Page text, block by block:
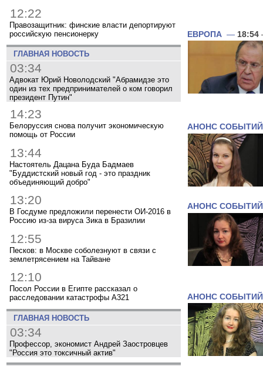
12:22
Правозащитник: финские власти депортируют
российскую пенсионерку
ГЛАВНАЯ НОВОСТЬ
03:34
Адвокат Юрий Новолодский "Абрамидзе это
один из тех предпринимателей о ком говорил
президент Путин"
14:23
Белоруссия снова получит экономическую
помощь от России
13:44
Настоятель Дацана Буда Бадмаев
"Буддистский новый год - это праздник
объединяющий добро"
13:20
В Госдуме предложили перенести ОИ-2016 в
Россию из-за вируса Зика в Бразилии
12:55
Песков: в Москве соболезнуют в связи с
землетрясением на Тайване
12:10
Посол России в Египте рассказал о
расследовании катастрофы A321
ГЛАВНАЯ НОВОСТЬ
03:34
Профессор, экономист Андрей Заостровцев
"Россия это токсичный актив"
ЕВРОПА — 18:54
АНОНС СОБЫТИЙ
АНОНС СОБЫТИЙ
АНОНС СОБЫТИЙ